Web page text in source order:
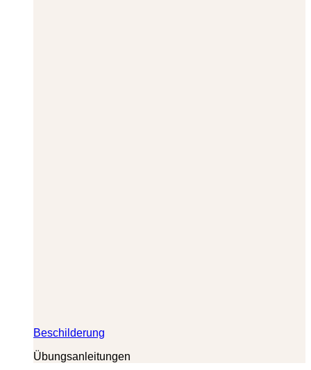
Beschilderung
Übungsanleitungen